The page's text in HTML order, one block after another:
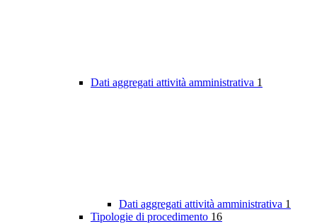
Dati aggregati attività amministrativa 1
Dati aggregati attività amministrativa 1
Tipologie di procedimento 16